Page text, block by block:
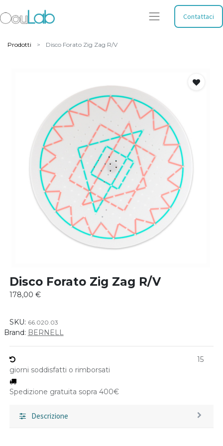
Contattaci
Prodotti Disco Forato Zig Zag R/V
Disco Forato Zig Zag R/V
178,00 €
SKU: 66.020.03
Brand: BERNELL
15
giorni soddisfatti o rimborsati
Spedizione gratuita sopra 400€
Descrizione